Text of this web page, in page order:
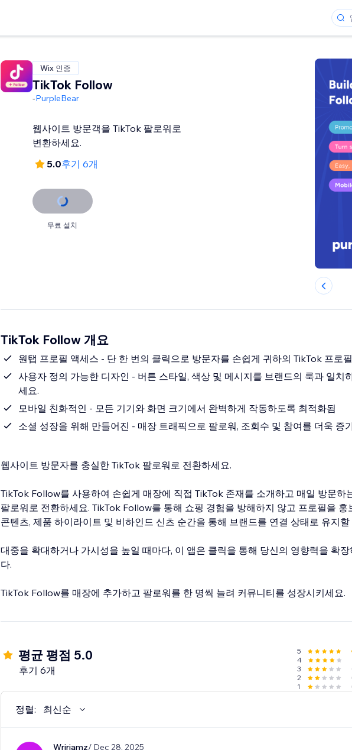
Wix 인증
TikTok Follow
-PurpleBear
웹사이트 방문객을 TikTok 팔로워로
변환하세요.
5.0후기 6개
무료 설치
TikTok Follow 개요
원탭 프로필 액세스 - 단 한 번의 클릭으로 방문자를 손쉽게 귀하의 TikTok 프로
사용자 정의 가능한 디자인 - 버튼 스타일, 색상 및 메시지를 브랜드의 룩과 일치
세요.
모바일 친화적인 - 모든 기기와 화면 크기에서 완벽하게 작동하도록 최적화됨
소셜 성장을 위해 만들어진 - 매장 트래픽으로 팔로워, 조회수 및 참여를 더욱 증
웹사이트 방문자를 충실한 TikTok 팔로워로 전환하세요.
TikTok Follow를 사용하여 손쉽게 매장에 직접 TikTok 존재를 소개하고 매일 방문하
팔로워로 전환하세요. TikTok Follow를 통해 쇼핑 경험을 방해하지 않고 프로필을 홍
콘텐츠, 제품 하이라이트 및 비하인드 신츠 순간을 통해 브랜드를 연결 상태로 유지할
대중을 확대하거나 가시성을 높일 때마다, 이 앱은 클릭을 통해 당신의 영향력을 확
다.
TikTok Follow를 매장에 추가하고 팔로워를 한 명씩 늘려 커뮤니티를 성장시키세요.
평균 평점 5.0
후기 6개
5
4
3
2
1
정렬: 최신순
Wrjrjamz/ Dec 28, 2025